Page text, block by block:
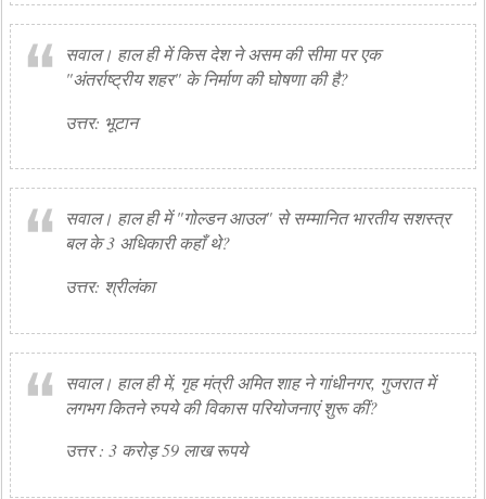
सवाल। हाल ही में किस देश ने असम की सीमा पर एक
"अंतर्राष्ट्रीय शहर" के निर्माण की घोषणा की है?
उत्तर: भूटान
सवाल। हाल ही में "गोल्डन आउल" से सम्मानित भारतीय सशस्त्र
बल के 3 अधिकारी कहाँ थे?
उत्तर: श्रीलंका
सवाल। हाल ही में, गृह मंत्री अमित शाह ने गांधीनगर, गुजरात में
लगभग कितने रुपये की विकास परियोजनाएं शुरू कीं?
उत्तर : 3 करोड़ 59 लाख रूपये